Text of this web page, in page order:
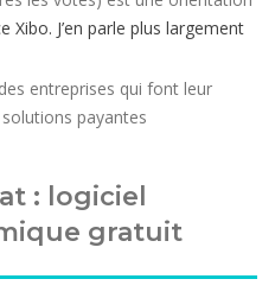
Xibo. J’en parle plus largement
entreprises qui font leur
payantes
: logiciel
gratuit